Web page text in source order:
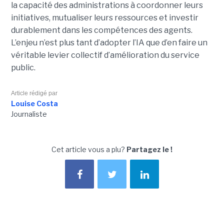
la capacité des administrations à coordonner leurs
initiatives, mutualiser leurs ressources et investir
durablement dans les compétences des agents.
L’enjeu n’est plus tant d’adopter l’IA que d’en faire un
véritable levier collectif d’amélioration du service
public.
Article rédigé par
Louise Costa
Journaliste
Cet article vous a plu? Partagez le !